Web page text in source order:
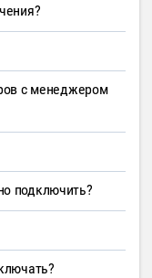
с менеджером
подключить?